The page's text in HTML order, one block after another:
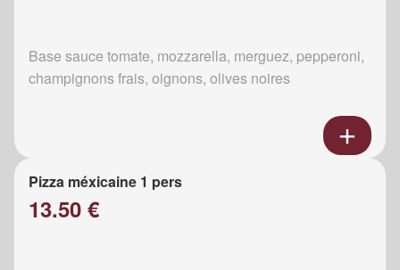
Base sauce tomate, mozzarella, merguez, pepperoni,
champignons frais, oignons, olives noires
Pizza méxicaine 1 pers
13.50 €